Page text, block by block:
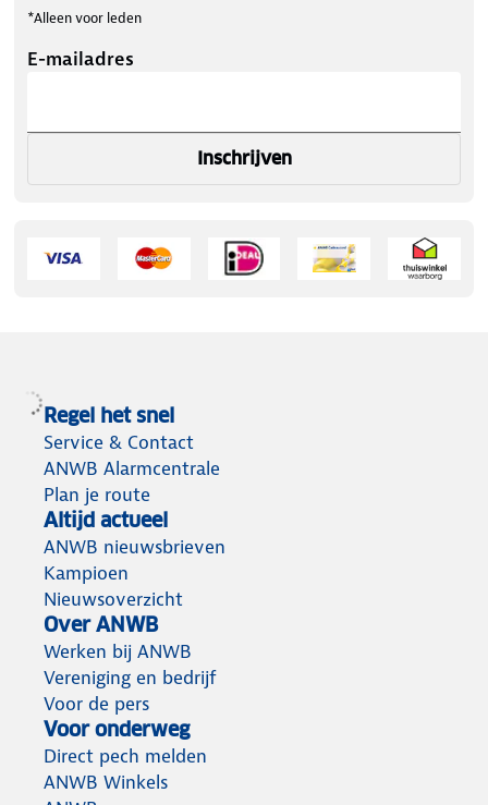
*Alleen voor leden
E-mailadres
Inschrijven
Regel het snel
Service & Contact
ANWB Alarmcentrale
Plan je route
Altijd actueel
ANWB nieuwsbrieven
Kampioen
Nieuwsoverzicht
Over ANWB
Werken bij ANWB
Vereniging en bedrijf
Voor de pers
Voor onderweg
Direct pech melden
ANWB Winkels